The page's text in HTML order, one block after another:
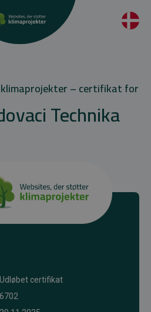
– certifikat for
Technika
Udløbet certifikat
6702